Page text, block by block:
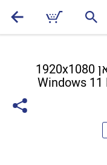
מחשבים All In One - אול אין וואן 1920x1080